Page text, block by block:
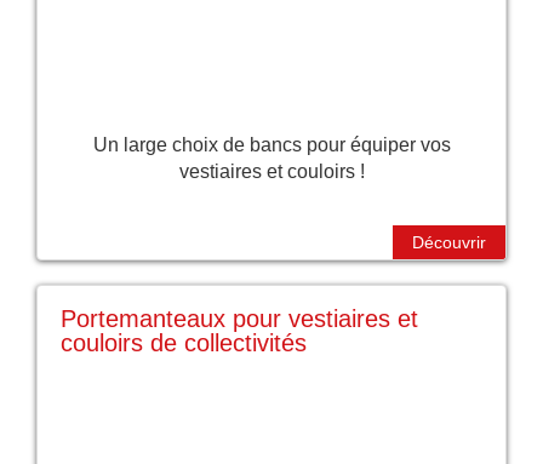
Un large choix de bancs pour équiper vos
vestiaires et couloirs !
Découvrir
Portemanteaux pour vestiaires et
couloirs de collectivités